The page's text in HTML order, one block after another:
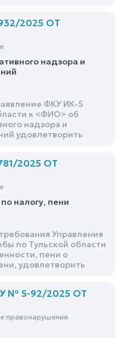
2025 ОТ
надзора и
ФКУ ИК-5
к <ФИО> об
надзора и
удовлетворить
2025 ОТ
налогу, пени
Управления
по Тульской области
пени о
удовлетворить
№ 5-92/2025 ОТ
правонарушения